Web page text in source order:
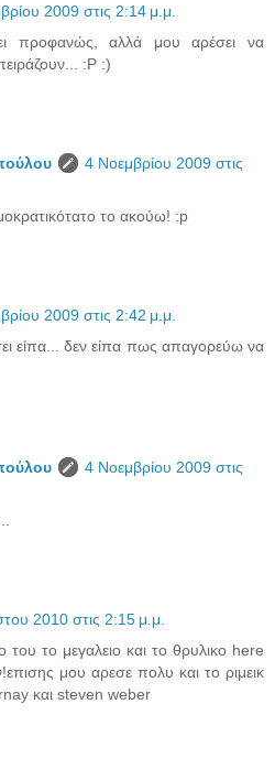
2009 στις 2:14 μ.μ.
προφανώς, αλλά μου αρέσει να
:P :)
4 Νοεμβρίου 2009 στις
το ακούω! :p
2009 στις 2:42 μ.μ.
είπα... δεν είπα πως απαγορεύω να
4 Νοεμβρίου 2009 στις
2010 στις 2:15 μ.μ.
του το μεγαλειο και το θρυλικο here
μου αρεσε πολυ και το ριμεικ
και steven weber